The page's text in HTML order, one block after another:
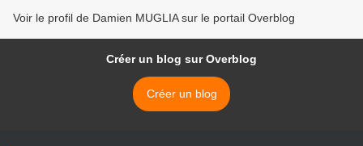
Voir le profil de Damien MUGLIA sur le portail Overblog
Créer un blog sur Overblog
Créer un blog